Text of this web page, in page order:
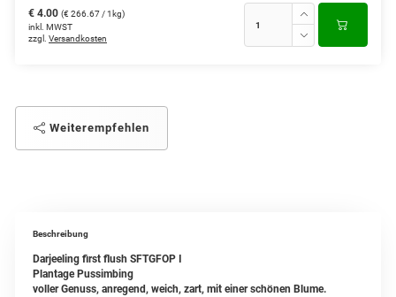
€ 4.00 (€ 266.67 / 1kg)
inkl. MWST
zzgl. Versandkosten
Weiterempfehlen
Beschreibung
Darjeeling first flush SFTGFOP I
Plantage Pussimbing
voller Genuss, anregend, weich, zart, mit einer schönen Blume.